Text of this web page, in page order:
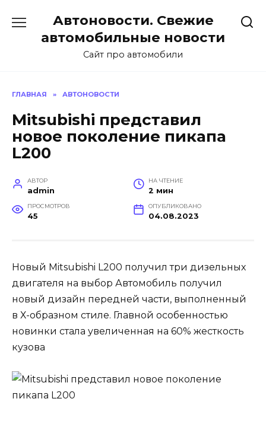
содержанию
Автоновости. Свежие
автомобильные новости
Сайт про автомобили
ГЛАВНАЯ » АВТОНОВОСТИ
Mitsubishi представил
новое поколение пикапа
L200
АВТОР
admin
НА ЧТЕНИЕ
2 мин
ПРОСМОТРОВ
45
ОПУБЛИКОВАНО
04.08.2023
Новый Mitsubishi L200 получил три дизельных
двигателя на выбор Автомобиль получил
новый дизайн передней части, выполненный
в Х-образном стиле. Главной особенностью
новинки стала увеличенная на 60% жесткость
кузова